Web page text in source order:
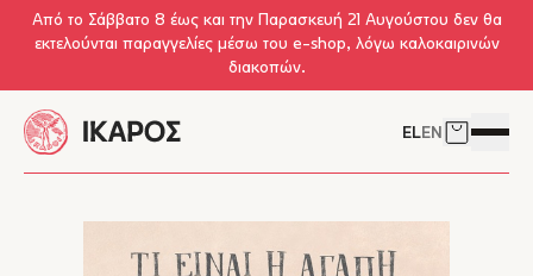
Skip to main content
Από το Σάββατο 8 έως και την Παρασκευή 21 Αυγούστου δεν θα
εκτελούνται παραγγελίες μέσω του e-shop, λόγω καλοκαιρινών
διακοπών.
ELEN Δείτε το